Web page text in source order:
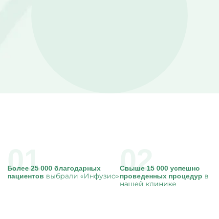
Более 25 000 благодарных
пациентов выбрали «Инфузио»
Свыше 15 000 успешно
проведенных процедур в
нашей клинике